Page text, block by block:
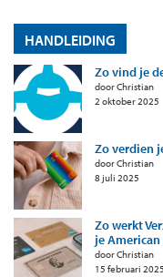
HANDLEIDING
Zo vind je
door Christian
2 oktober 2025
Zo verdien
door Christian
8 juli 2025
Zo werkt
je
door Christian
15 februari 2025